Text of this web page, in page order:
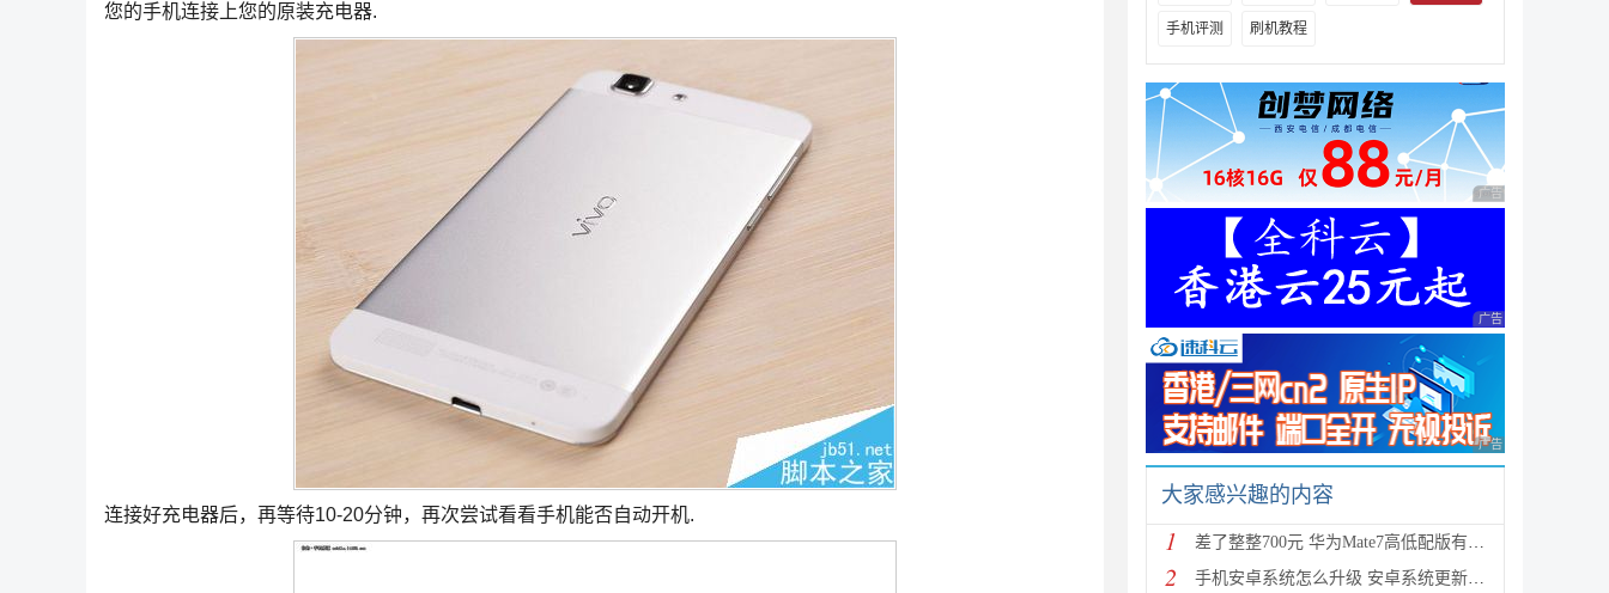
您的手机连接上您的原装充电器.
连接好充电器后，再等待10-20分钟，再次尝试看看手机能否自动开机.
手机评测 刷机教程
广告 商业广告，理性
广告 商业广告，理性
广告 商业广告，理性
大家感兴趣的内容
1 差了整整700元 华为Mate7高低配版有什么区别?
2 手机安卓系统怎么升级 安卓系统更新升级的三种方法介